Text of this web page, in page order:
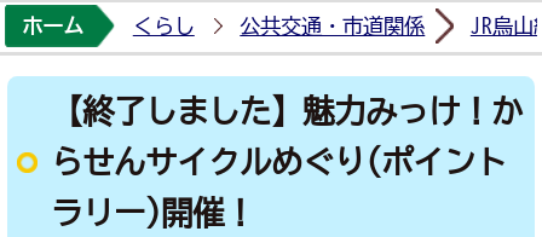
ホーム くらし 公共交通・市道関係 JR烏山
【終了しました】魅力みっけ！か
らせんサイクルめぐり(ポイント
ラリー)開催！